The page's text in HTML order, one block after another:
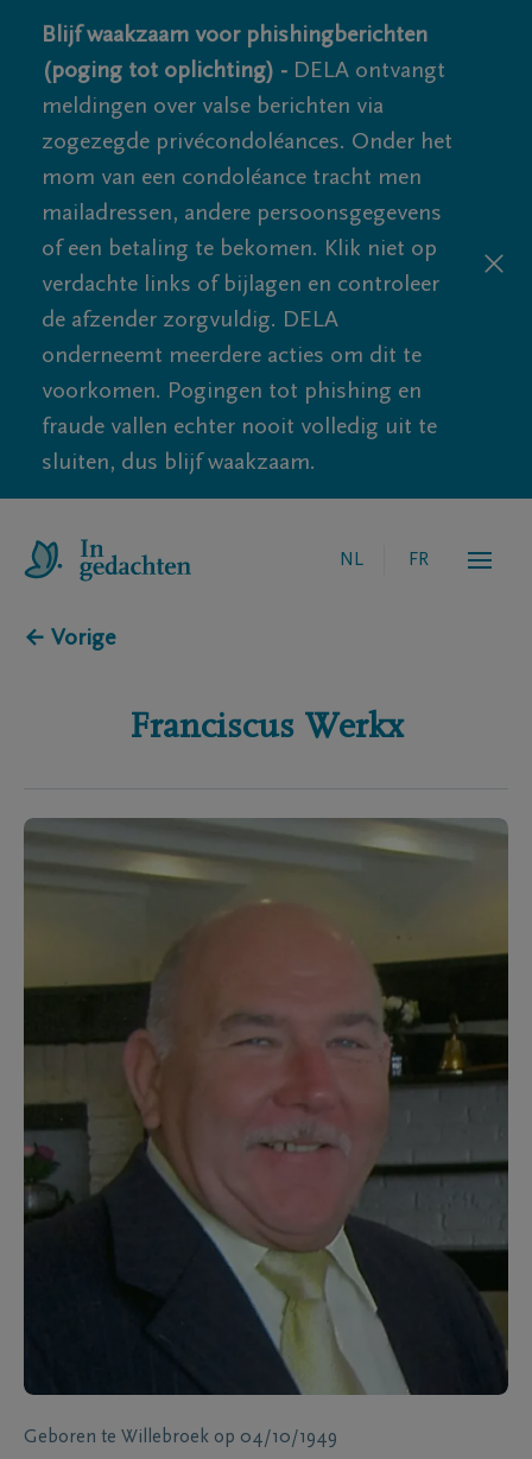
Blijf waakzaam voor phishingberichten
(poging tot oplichting) - DELA ontvangt
meldingen over valse berichten via
zogezegde privécondoléances. Onder het
mom van een condoléance tracht men
mailadressen, andere persoonsgegevens
of een betaling te bekomen. Klik niet op
verdachte links of bijlagen en controleer
de afzender zorgvuldig. DELA
onderneemt meerdere acties om dit te
voorkomen. Pogingen tot phishing en
fraude vallen echter nooit volledig uit te
sluiten, dus blijf waakzaam.
NL FR
← Vorige
Franciscus Werkx
Geboren te Willebroek op 04/10/1949